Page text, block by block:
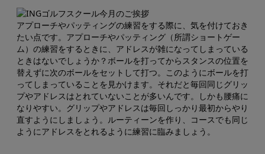
アプローチやパッティングの練習をする際に、気を付けておき
たい点です。アプローチやパッティング（所謂ショートゲー
ム）の練習をするときに、アドレスが雑になってしまっている
ときはないでしょうか？ボールを打ってからスタンスの位置を
替えずに次のボールをセットして打つ。このようにボールを打
ってしまっていることを見かけます。それだと毎回同じグリッ
プやアドレスはとれていないことが多いんです。しかも腰痛に
なりやすい。グリップやアドレスは毎回しっかり最初からやり
直すようにしましょう。ルーティーンを作り、コースでも同じ
ようにアドレスをとれるように練習に臨みましょう。